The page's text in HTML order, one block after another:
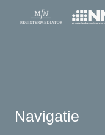
Navigatie